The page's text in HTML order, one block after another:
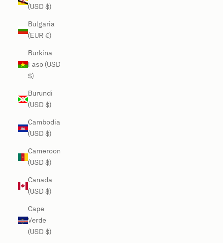
(USD $)
Bulgaria
(EUR €)
Burkina
Faso (USD
$)
Burundi
(USD $)
Cambodia
(USD $)
Cameroon
(USD $)
Canada
(USD $)
Cape
Verde
(USD $)